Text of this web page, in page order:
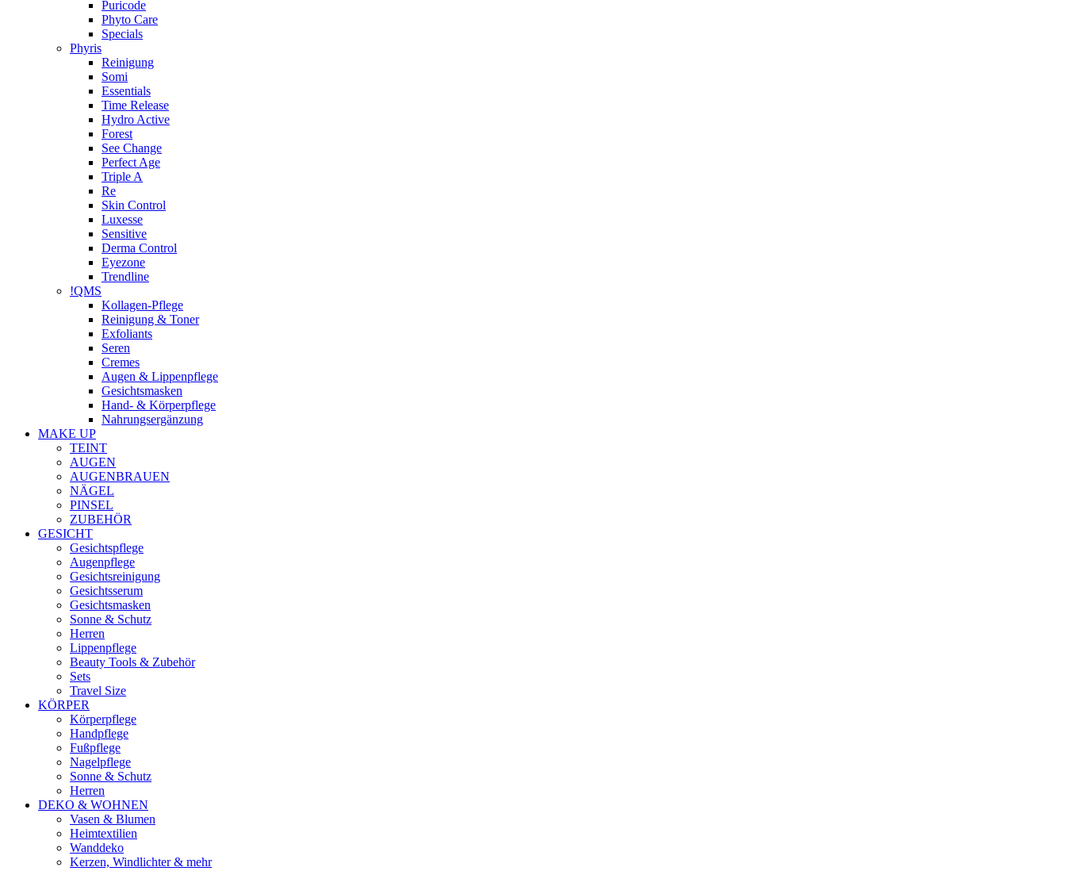
Puricode
Phyto Care
Specials
Phyris
Reinigung
Somi
Essentials
Time Release
Hydro Active
Forest
See Change
Perfect Age
Triple A
Re
Skin Control
Luxesse
Sensitive
Derma Control
Eyezone
Trendline
!QMS
Kollagen-Pflege
Reinigung & Toner
Exfoliants
Seren
Cremes
Augen & Lippenpflege
Gesichtsmasken
Hand- & Körperpflege
Nahrungsergänzung
MAKE UP
TEINT
AUGEN
AUGENBRAUEN
NÄGEL
PINSEL
ZUBEHÖR
GESICHT
Gesichtspflege
Augenpflege
Gesichtsreinigung
Gesichtsserum
Gesichtsmasken
Sonne & Schutz
Herren
Lippenpflege
Beauty Tools & Zubehör
Sets
Travel Size
KÖRPER
Körperpflege
Handpflege
Fußpflege
Nagelpflege
Sonne & Schutz
Herren
DEKO & WOHNEN
Vasen & Blumen
Heimtextilien
Wanddeko
Kerzen, Windlichter & mehr